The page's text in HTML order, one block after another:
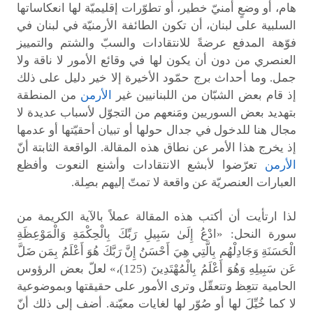
هام، أو وضعٍ أمنيّ خطير، أو تطوّرات إقليميّة لها انعكاساتها
السلبية على لبنان، أن تكون الطائفة الأرمنيّة في لبنان في
فوّهة المدفع عرضةً للانتقادات والسبّ والشتم والتمييز
العنصري من دون أن يكون لها في وقائع الأمور لا ناقة ولا
جمل. وما أحداث برج حمّود الأخيرة إلا خير دليل على ذلك
إذ قام بعض الشبّان من اللبنانيين غير
الأرمن من المنطقة
بتهديد بعض السوريين ومَنعهم من التجوّل لأسباب عديدة لا
مجال هنا للدخول في جدال حولها أو تبيان أحقيّتها أو عدمها
إذ يخرج هذا الأمر عن نطاق هذه المقالة. الواقعة الثابتة أنّ
الأرمن تعرّضوا لأبشع الانتقادات وأشنع النعوت وأفظع
العبارات العنصريّة عن واقعة لا تمتّ إليهم بصِلة.
لذا ارتأيت أن أكتب هذه المقالة عملاً بالآية الكريمة من
سورة النحل: «ادْعُ إِلَىٰ سَبِيلِ رَبِّكَ بِالْحِكْمَةِ وَالْمَوْعِظَةِ
الْحَسَنَةِ وَجَادِلْهُم بِالَّتِي هِيَ أَحْسَنُ إِنَّ رَبَّكَ هُوَ أَعْلَمُ بِمَن ضَلَّ
عَن سَبِيلِهِ وَهُوَ أَعْلَمُ بِالْمُهْتَدِينَ (125)،» لعلّ بعض الرؤوس
الحامية تتعِظ وتتعقّل وترى الأمور على حقيقتها وبموضوعية
لا كما خُيِّلَ لها أو صُوّر لها لغايات معيّنة. أضف إلى ذلك أنّ